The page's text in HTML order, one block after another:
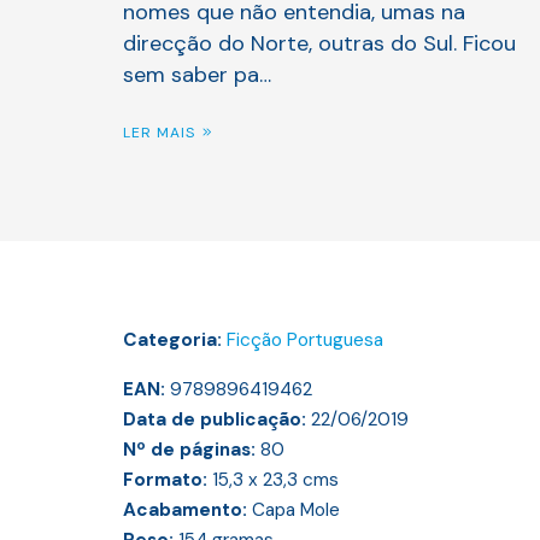
nomes que não entendia, umas na
direcção do Norte, outras do Sul. Ficou
sem saber pa…
LER MAIS
Categoria: Ficção Portuguesa
EAN: 9789896419462
Data de publicação: 22/06/2019
Nº de páginas: 80
Formato: 15,3 x 23,3 cms
Acabamento: Capa Mole